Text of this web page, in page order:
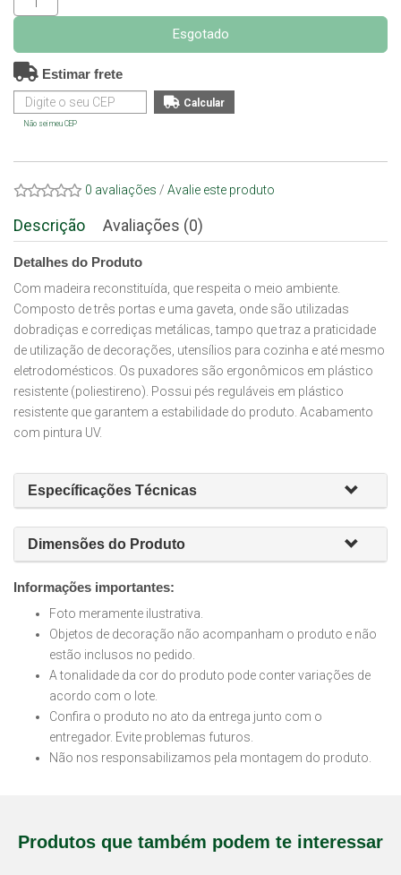
Esgotado
Estimar frete
Não sei meu CEP
0 avaliações / Avalie este produto
Descrição Avaliações (0)
Detalhes do Produto
Com madeira reconstituída, que respeita o meio ambiente.
Composto de três portas e uma gaveta, onde são utilizadas
dobradiças e corrediças metálicas, tampo que traz a praticidade
de utilização de decorações, utensílios para cozinha e até mesmo
eletrodomésticos. Os puxadores são ergonômicos em plástico
resistente (poliestireno). Possui pés reguláveis em plástico
resistente que garantem a estabilidade do produto. Acabamento
com pintura UV.
Específicações Técnicas
Dimensões do Produto
Informações importantes:
Foto meramente ilustrativa.
Objetos de decoração não acompanham o produto e não
estão inclusos no pedido.
A tonalidade da cor do produto pode conter variações de
acordo com o lote.
Confira o produto no ato da entrega junto com o
entregador. Evite problemas futuros.
Não nos responsabilizamos pela montagem do produto.
Produtos que também podem te interessar